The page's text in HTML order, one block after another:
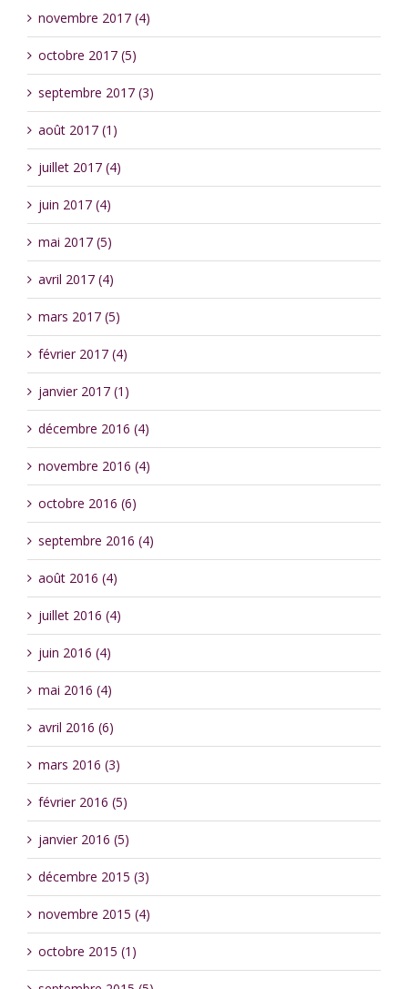
novembre 2017 (4)
octobre 2017 (5)
septembre 2017 (3)
août 2017 (1)
juillet 2017 (4)
juin 2017 (4)
mai 2017 (5)
avril 2017 (4)
mars 2017 (5)
février 2017 (4)
janvier 2017 (1)
décembre 2016 (4)
novembre 2016 (4)
octobre 2016 (6)
septembre 2016 (4)
août 2016 (4)
juillet 2016 (4)
juin 2016 (4)
mai 2016 (4)
avril 2016 (6)
mars 2016 (3)
février 2016 (5)
janvier 2016 (5)
décembre 2015 (3)
novembre 2015 (4)
octobre 2015 (1)